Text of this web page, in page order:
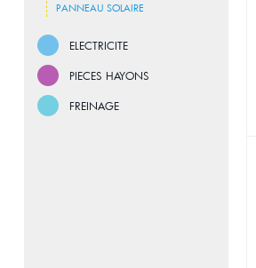
PANNEAU SOLAIRE
ELECTRICITE
PIECES HAYONS
FREINAGE